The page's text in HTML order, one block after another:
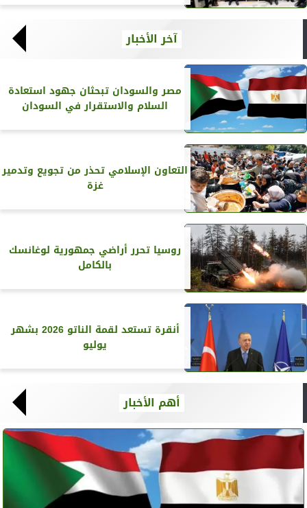
آخر الأخبار
مصر والسودان تبحثان جهود استعادة
السلام والاستقرار في السودان
التعاون الإسلامي تحذر من تجويع وتدمير
غزة
روسيا تحرر أراضي جمهورية لوغانسك
بالكامل
أنقرة تستعد لقمة الناتو 2026 بشهر
يوليو
أهم الأخبار